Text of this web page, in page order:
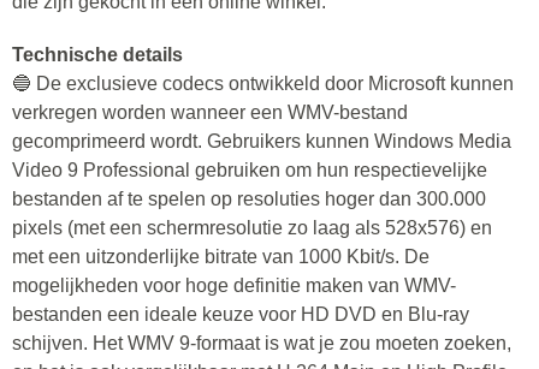
Technische details
🔵 De exclusieve codecs ontwikkeld door Microsoft kunnen
verkregen worden wanneer een WMV-bestand
gecomprimeerd wordt. Gebruikers kunnen Windows Media
Video 9 Professional gebruiken om hun respectievelijke
bestanden af te spelen op resoluties hoger dan 300.000
pixels (met een schermresolutie zo laag als 528x576) en
met een uitzonderlijke bitrate van 1000 Kbit/s. De
mogelijkheden voor hoge definitie maken van WMV-
bestanden een ideale keuze voor HD DVD en Blu-ray
schijven. Het WMV 9-formaat is wat je zou moeten zoeken,